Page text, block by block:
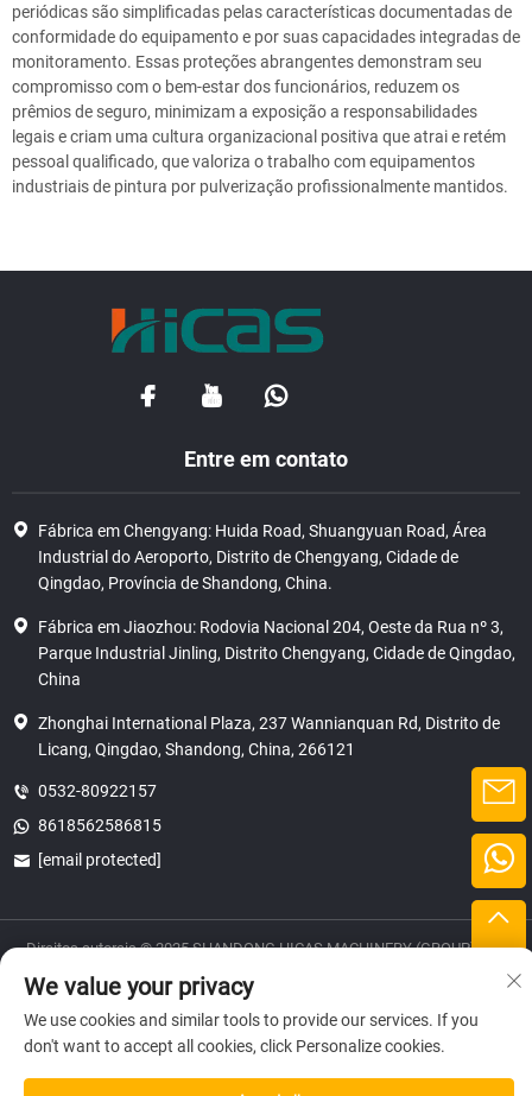
periódicas são simplificadas pelas características documentadas de
conformidade do equipamento e por suas capacidades integradas de
monitoramento. Essas proteções abrangentes demonstram seu
compromisso com o bem-estar dos funcionários, reduzem os
prêmios de seguro, minimizam a exposição a responsabilidades
legais e criam uma cultura organizacional positiva que atrai e retém
pessoal qualificado, que valoriza o trabalho com equipamentos
industriais de pintura por pulverização profissionalmente mantidos.
Entre em contato
Fábrica em Chengyang: Huida Road, Shuangyuan Road, Área
Industrial do Aeroporto, Distrito de Chengyang, Cidade de
Qingdao, Província de Shandong, China.
Fábrica em Jiaozhou: Rodovia Nacional 204, Oeste da Rua nº 3,
Parque Industrial Jinling, Distrito Chengyang, Cidade de Qingdao,
China
Zhonghai International Plaza, 237 Wannianquan Rd, Distrito de
Licang, Qingdao, Shandong, China, 266121
0532-80922157
8618562586815
[email protected]
Direitos autorais © 2025 SHANDONG HICAS MACHINERY (GROUP) CO.,
privacidade
We value your privacy
We use cookies and similar tools to provide our services. If you
don't want to accept all cookies, click Personalize cookies.